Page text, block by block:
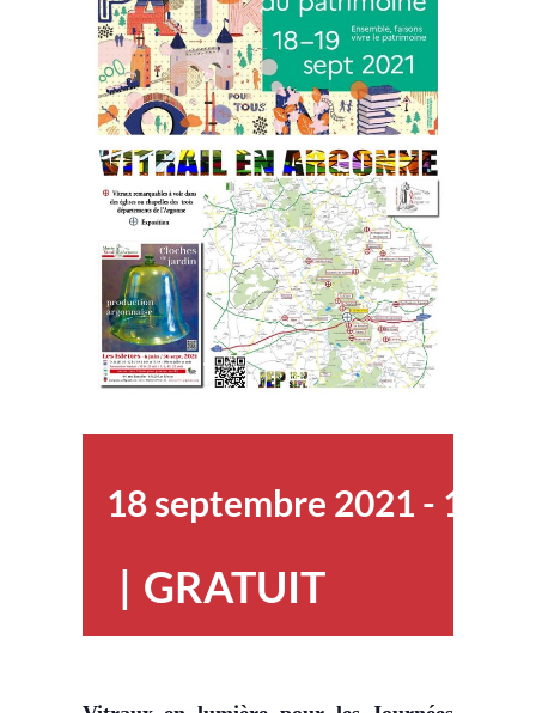
18 septembre 2021 - 19
| GRATUIT